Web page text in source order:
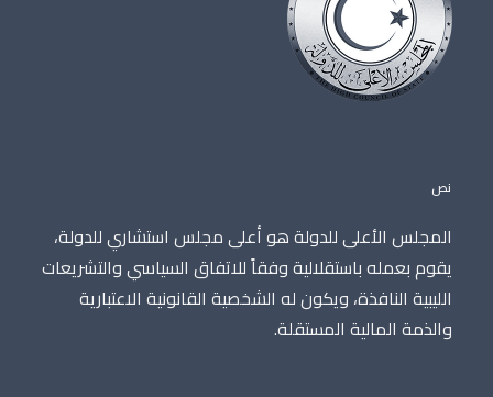
نص
المجلس الأعلى للدولة هو أعلى مجلس استشاري للدولة،
يقوم بعمله باستقلالية وفقاً للاتفاق السياسي والتشريعات
الليبية النافذة، ويكون له الشخصية القانونية الاعتبارية
والذمة المالية المستقلة.